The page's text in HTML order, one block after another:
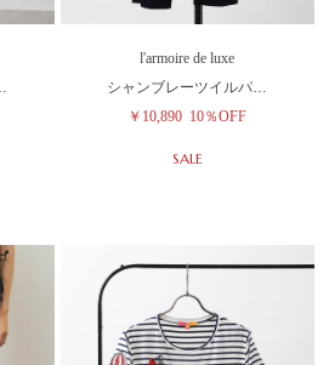
l'armoire de luxe
シャンブレーツイルパ…
￥10,890 10％OFF
SALE